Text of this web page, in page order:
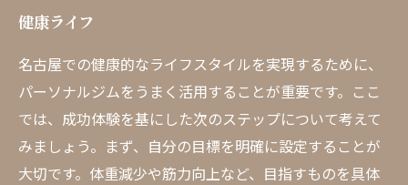
健康ライフ
名古屋での健康的なライフスタイルを実現するために、
パーソナルジムをうまく活用することが重要です。ここ
では、成功体験を基にした次のステップについて考えて
みましょう。まず、自分の目標を明確に設定することが
大切です。体重減少や筋力向上など、目指すものを具体